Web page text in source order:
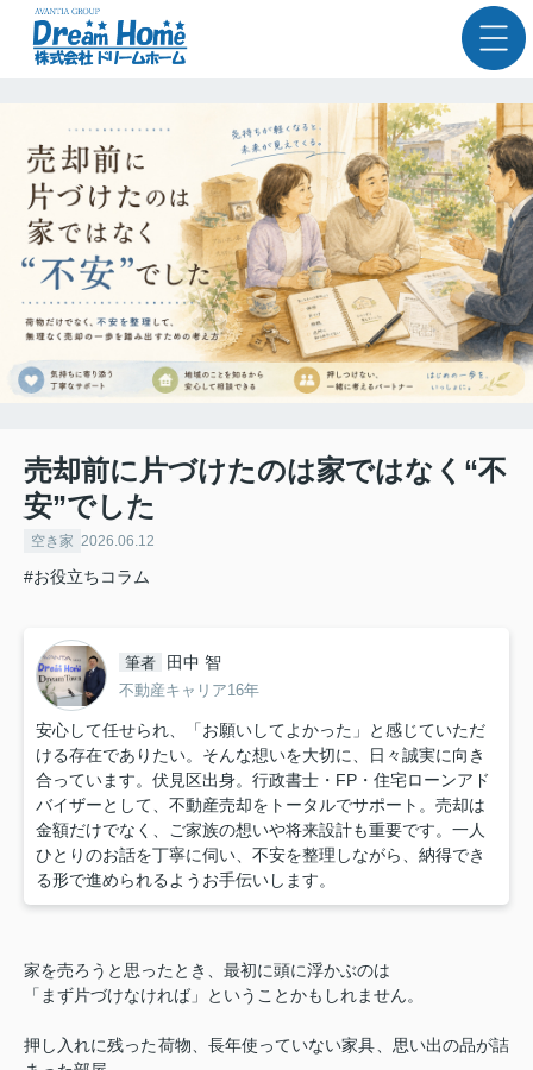
売却前に片づけたのは家ではなく“不
安”でした
空き家 2026.06.12
#お役立ちコラム
筆者 田中 智
不動産キャリア16年
安心して任せられ、「お願いしてよかった」と感じていただ
ける存在でありたい。そんな想いを大切に、日々誠実に向き
合っています。伏見区出身。行政書士・FP・住宅ローンアド
バイザーとして、不動産売却をトータルでサポート。売却は
金額だけでなく、ご家族の想いや将来設計も重要です。一人
ひとりのお話を丁寧に伺い、不安を整理しながら、納得でき
る形で進められるようお手伝いします。
家を売ろうと思ったとき、最初に頭に浮かぶのは
「まず片づけなければ」ということかもしれません。
押し入れに残った荷物、長年使っていない家具、思い出の品が詰